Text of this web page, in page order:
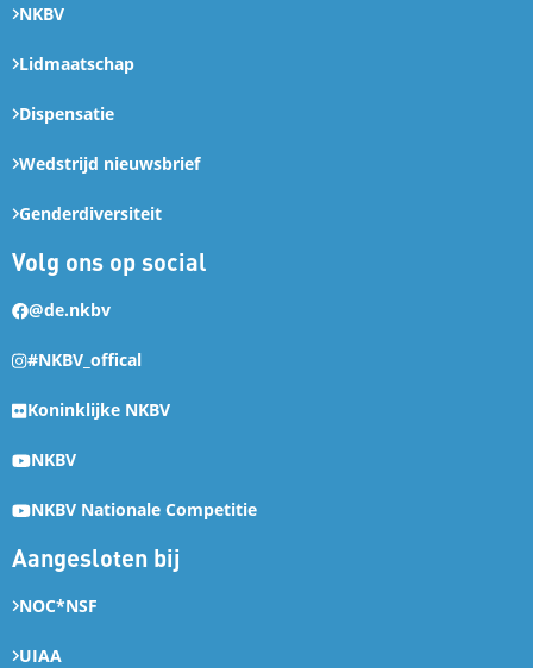
NKBV
Lidmaatschap
Dispensatie
Wedstrijd nieuwsbrief
Genderdiversiteit
Volg ons op social
@de.nkbv
#NKBV_offical
Koninklijke NKBV
NKBV
NKBV Nationale Competitie
Aangesloten bij
NOC*NSF
UIAA